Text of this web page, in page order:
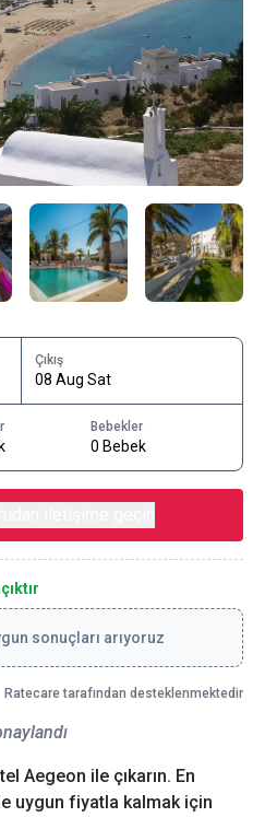
Aegeon ile çıkarın. En
uygun fiyatla kalmak için
Çıkış
08 Aug Sat
Bebekler
0 Bebek
sonuçları arıyoruz
Ratecare tarafından desteklenmektedir